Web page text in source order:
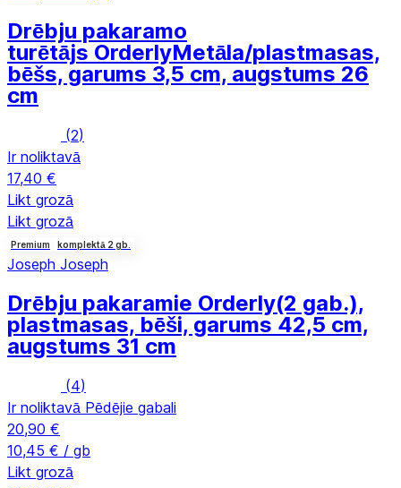
Drēbju pakaramo
turētājs OrderlyMetāla/plastmasas,
bēšs, garums 3,5 cm, augstums 26
cm
(2)
Ir noliktavā
17,40 €
Likt grozā
Likt grozā
Premium komplektā 2 gb.
Joseph Joseph
Drēbju pakaramie Orderly(2 gab.),
plastmasas, bēši, garums 42,5 cm,
augstums 31 cm
(4)
Ir noliktavā Pēdējie gabali
20,90 €
10,45 € / gb
Likt grozā